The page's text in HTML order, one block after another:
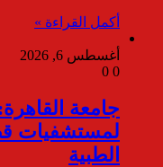
أكمل القراءة »
أغسطس 6, 2026
0
لمستشفيات
الطبية